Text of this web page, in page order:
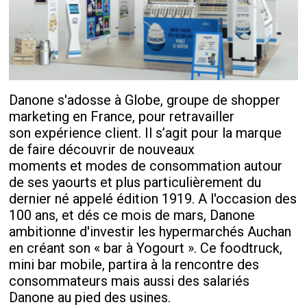
Danone s'adosse à Globe, groupe de shopper
marketing en France, pour retravailler
son expérience client. Il s’agit pour la marque
de faire découvrir de nouveaux
moments et modes de consommation autour
de ses yaourts et plus particulièrement du
dernier né appelé édition 1919. A l'occasion des
100 ans, et dés ce mois de mars, Danone
ambitionne d'investir les hypermarchés Auchan
en créant son « bar à Yogourt ». Ce foodtruck,
mini bar mobile, partira à la rencontre des
consommateurs mais aussi des salariés
Danone au pied des usines.